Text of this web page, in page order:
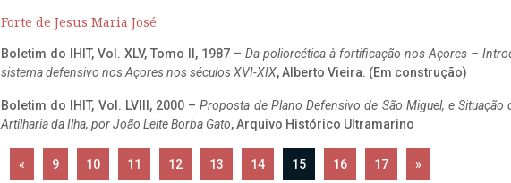
Forte de Jesus Maria José
Boletim do IHIT, Vol. XLV, Tomo II, 1987 – Da poliorcética à fortificação nos Açores –
sistema defensivo nos Açores nos séculos XVI-XIX, Alberto Vieira. (Em construção)
Boletim do IHIT, Vol. LVIII, 2000 –Proposta de Plano Defensivo de São Miguel, e Situação
Artilharia da Ilha, por João Leite Borba Gato, Arquivo Histórico Ultramarino
« 9 10 11 12 13 14 15 16 17 »